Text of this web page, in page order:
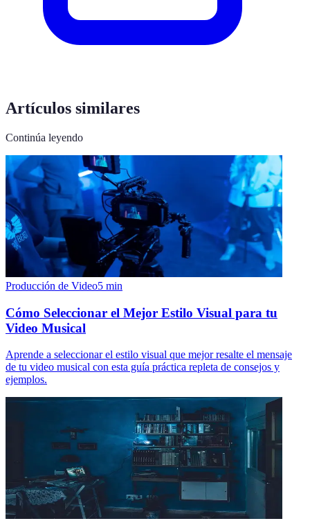
Artículos similares
Continúa leyendo
Producción de Video5 min
Cómo Seleccionar el Mejor Estilo Visual para tu
Video Musical
Aprende a seleccionar el estilo visual que mejor resalte el mensaje
de tu video musical con esta guía práctica repleta de consejos y
ejemplos.